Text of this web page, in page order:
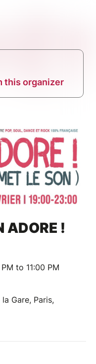
this organizer
ADORE !
to 11:00 PM
Gare, Paris,